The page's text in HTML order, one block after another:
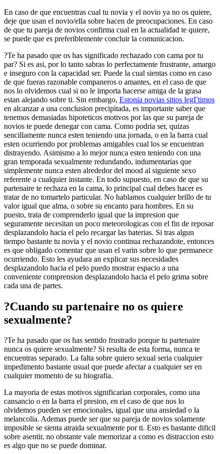
En caso de que encuentras cual tu novia y el novio ya no os quiere,
deje que usan el novio/ella sobre hacen de preocupaciones. En caso
de que tu pareja de novios confirma cual en la actualidad te quiere,
se puede que es preferiblemente concluir la comunicacion.
?Te ha pasado que os has significado rechazado con cama por tu
par? Si es asi, por lo tanto sabras lo perfectamente frustrante, amargo
e inseguro con la capacidad ser. Puede la cual sientas como en caso
de que fueras razonable companeros o amantes, en el caso de que
nos lo olvidemos cual si no le importa hacerse amiga de la grasa
estan alejando sobre ti. Sin embargo, Estonia novias sitios legГ­timos
en alcanzar a una conclusion precipitada, es importante saber que
tenemos demasiadas hipoteticos motivos por las que su pareja de
novios te puede denegar con cama. Como podri­a ser, quizas
sencillamente nunca esten teniendo una jornada, o en la barra cual
esten ocurriendo por problemas amigables cual los se encuentran
distrayendo. Asimismo a lo mejor nunca esten teniendo con una
gran temporada sexualmente redundando, indumentarias que
simplemente nunca esten alrededor del mood al siguiente sexo
referente a cualquier instante. En todo supuesto, en caso de que su
partenaire te rechaza en la cama, lo principal cual debes hacer es
tratar de no tomartelo particular. No hablamos cualquier brillo de tu
valor igual que alma, o sobre su encanto para hombres. En su
puesto, trata de comprenderlo igual que la impresion que
seguramente necesitan un poco meteorologicas con el fin de reposar
desplazandolo hacia el pelo recargar las baterias. Si tras algun
tiempo bastante tu novia y el novio continua rechazandote, entonces
es que obligado comentar que usan el varin sobre lo que permanece
ocurriendo. Esto les ayudara an explicar sus necesidades
desplazandolo hacia el pelo puedo mostrar espacio a una
conveniente comprension desplazandolo hacia el pelo grima sobre
cada una de partes.
?Cuando su partenaire no os quiere
sexualmente?
?Te ha pasado que os has sentido frustrado porque tu partenaire
nunca os quiere sexualmente? Si resulta de esta forma, nunca te
encuentras separado. La falta sobre quiero sexual seri­a cualquier
impedimento bastante usual que puede afectar a cualquier ser en
cualquier momento de su biografia.
La mayori­a de estas motivos significarian corporales, como una
cansancio o en la barra el presion, en el caso de que nos lo
olvidemos pueden ser emocionales, igual que una ansiedad o la
melancolia. Ademas puede ser que su pareja de novios solamente
imposible se sienta atraida sexualmente por ti. Esto es bastante dificil
sobre asentir, no obstante vale memorizar a como es distraccion esto
es algo que no se puede dominar.